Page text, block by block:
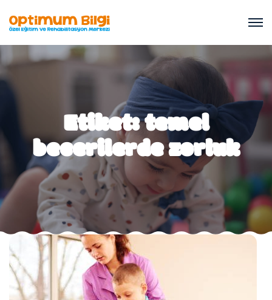
Etiket:temel
becerilerde zorluk